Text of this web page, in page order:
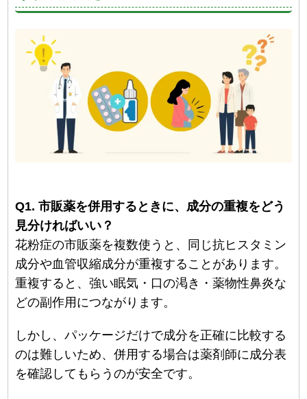
Q1. 市販薬を併用するときに、成分の重複をどう
見分ければいい？
花粉症の市販薬を複数使うと、同じ抗ヒスタミン
成分や血管収縮成分が重複することがあります。
重複すると、強い眠気・口の渇き・薬物性鼻炎な
どの副作用につながります。
しかし、パッケージだけで成分を正確に比較する
のは難しいため、併用する場合は薬剤師に成分表
を確認してもらうのが安全です。